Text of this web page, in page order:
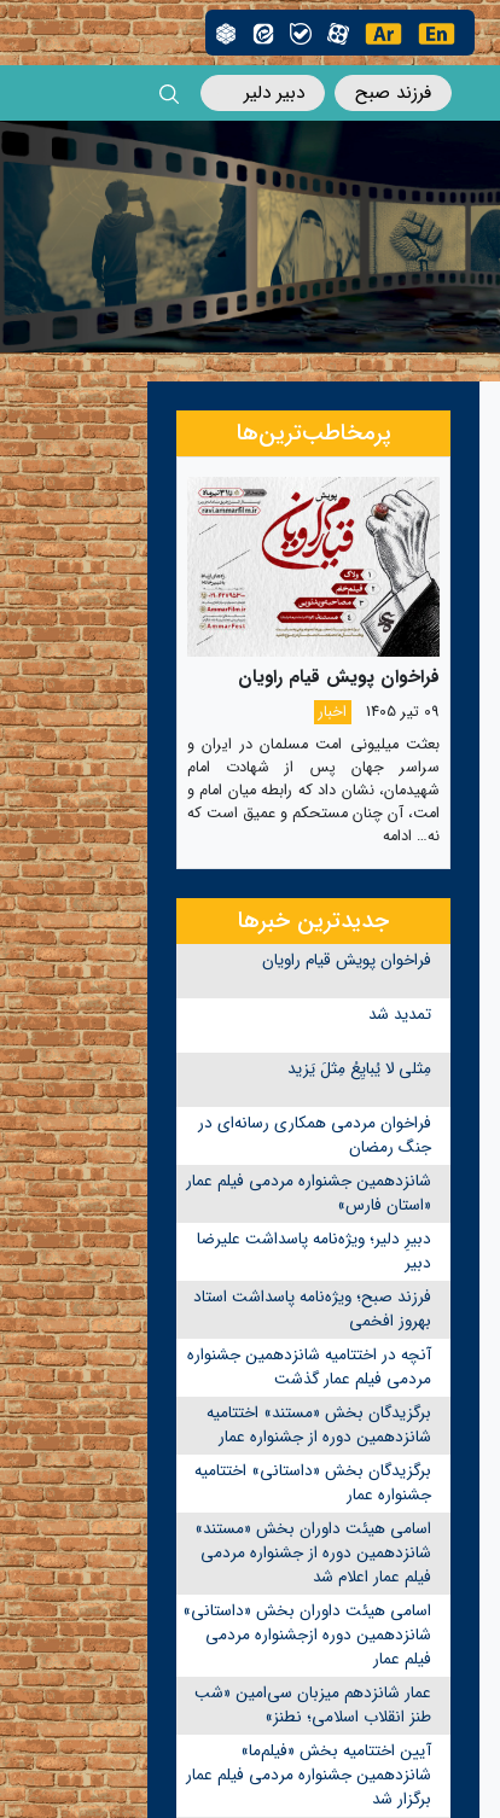
فرزند صبح دبیر دلیر
پرمخاطب‌ترین‌ها
فراخوان پویش قیام راویان
09 تیر 1405
اخبار
بعثت میلیونی امت مسلمان در ایران و
سراسر جهان پس از شهادت امام
شهیدمان، نشان داد که رابطه میان امام و
امت، آن چنان مستحکم و عمیق است که
نه… ادامه
جدیدترین خبرها
فراخوان پویش قیام راویان
تمدید شد
مِثلی لا یُبایِعُ مِثلَ یَزید
فراخوان مردمی همکاری رسانه‌ای در
جنگ رمضان
شانزدهمین جشنواره مردمی فیلم عمار
«استان فارس»
دبیرِ دلیر؛ ویژه‌نامه پاسداشت علیرضا
دبیر
فرزند صبح؛ ویژه‌نامه پاسداشت استاد
بهروز افخمی
آنچه در اختتامیه شانزدهمین جشنواره
مردمی فیلم عمار گذشت
برگزیدگان بخش «مستند» اختتامیه
شانزدهمین دوره از جشنواره عمار
برگزیدگان بخش «داستانی» اختتامیه
جشنواره عمار
اسامی هیئت داوران بخش «مستند»
شانزدهمین دوره از جشنواره مردمی
فیلم عمار اعلام شد
اسامی هیئت داوران بخش «داستانی»
شانزدهمین دوره ازجشنواره مردمی
فیلم عمار
عمار شانزدهم میزبان سی‌امین «شب
طنز انقلاب اسلامی؛ نطنز»
آیین اختتامیه بخش «فیلم‌ما»
شانزدهمین جشنواره مردمی فیلم عمار
برگزار شد